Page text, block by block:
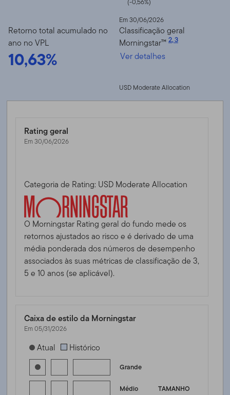
Retorno total acumulado no
ano no VPL
10,63%
Em 30/06/2026
Classificação geral
Morningstar™ 2,3
Ver detalhes
USD Moderate Allocation
Rating geral
Em 30/06/2026
Categoria de Rating: USD Moderate Allocation
O Morningstar Rating geral do fundo mede os
retornos ajustados ao risco e é derivado de uma
média ponderada dos números de desempenho
associados às suas métricas de classificação de 3,
5 e 10 anos (se aplicável).
Caixa de estilo da Morningstar
Em 05/31/2026
[products.morningstar-stylebox-title-sr-equity]
Atual Histórico
Grande
TAMANHO
Médio